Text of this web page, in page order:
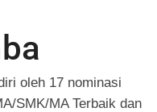
oleh 17 nominasi
SMK/MA Terbaik dan